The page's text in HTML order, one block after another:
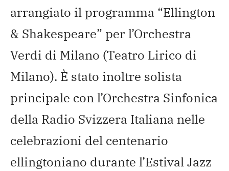
arrangiato il programma “Ellington
& Shakespeare” per l’Orchestra
Verdi di Milano (Teatro Lirico di
Milano). È stato inoltre solista
principale con l’Orchestra Sinfonica
della Radio Svizzera Italiana nelle
celebrazioni del centenario
ellingtoniano durante l’Estival Jazz